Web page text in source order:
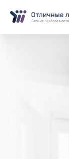
За каждый
счет